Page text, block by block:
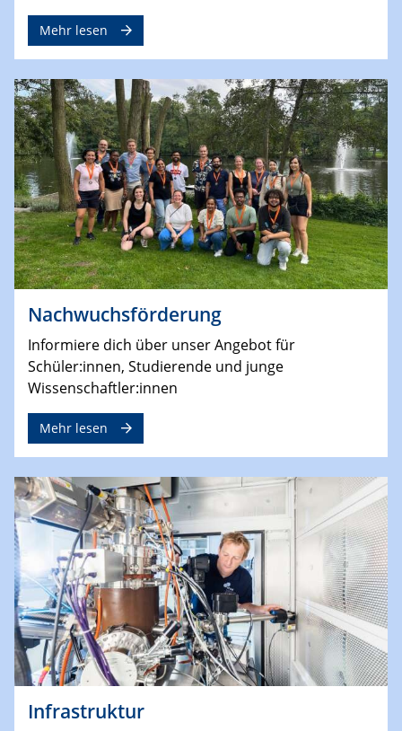
Mehr lesen
Nachwuchsförderung
Informiere dich über unser Angebot für
Schüler:innen, Studierende und junge
Wissenschaftler:innen
Mehr lesen
Infrastruktur